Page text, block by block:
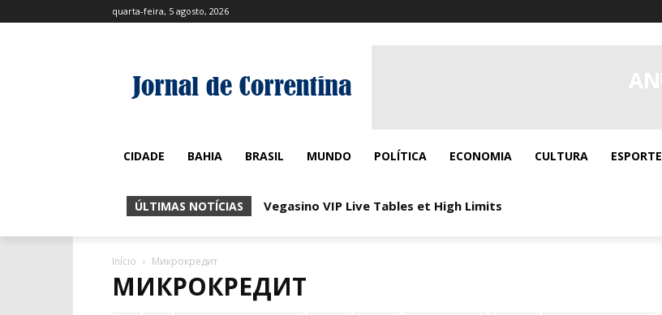
quarta-feira, 5 agosto, 2026
CIDADE BAHIA BRASIL MUNDO POLÍTICA ECONOMIA CULTURA ESPORTE
ÚLTIMAS NOTÍCIAS Vegasino VIP Live Tables et High Limits
Início Микрокредит
МИКРОКРЕДИТ